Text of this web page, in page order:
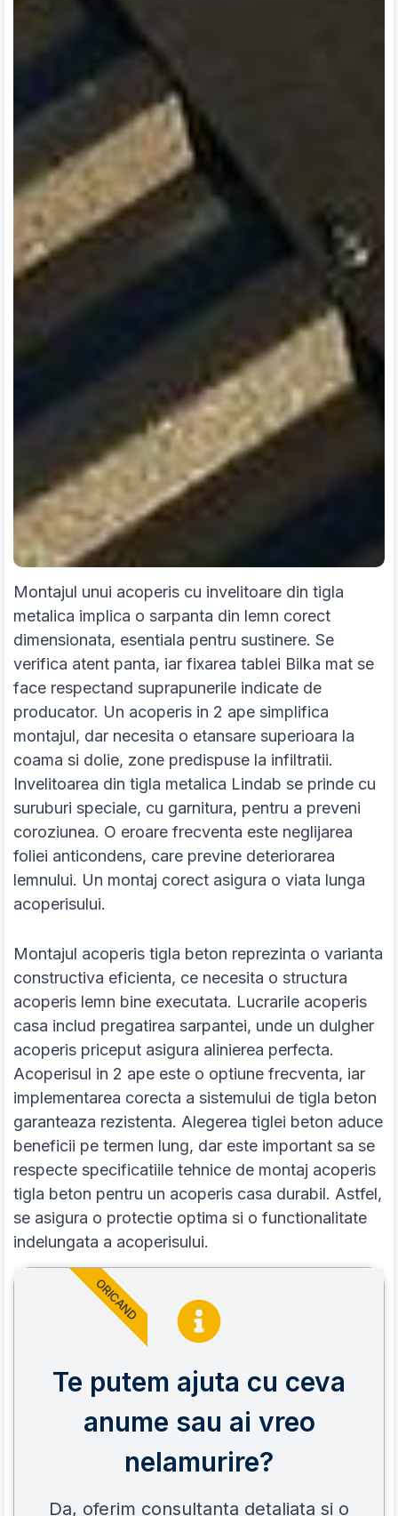
Montajul unui acoperis cu invelitoare din tigla
metalica implica o sarpanta din lemn corect
dimensionata, esentiala pentru sustinere. Se
verifica atent panta, iar fixarea tablei Bilka mat se
face respectand suprapunerile indicate de
producator. Un acoperis in 2 ape simplifica
montajul, dar necesita o etansare superioara la
coama si dolie, zone predispuse la infiltratii.
Invelitoarea din tigla metalica Lindab se prinde cu
suruburi speciale, cu garnitura, pentru a preveni
coroziunea. O eroare frecventa este neglijarea
foliei anticondens, care previne deteriorarea
lemnului. Un montaj corect asigura o viata lunga
acoperisului.
Montajul acoperis tigla beton reprezinta o varianta
constructiva eficienta, ce necesita o structura
acoperis lemn bine executata. Lucrarile acoperis
casa includ pregatirea sarpantei, unde un dulgher
acoperis priceput asigura alinierea perfecta.
Acoperisul in 2 ape este o optiune frecventa, iar
implementarea corecta a sistemului de tigla beton
garanteaza rezistenta. Alegerea tiglei beton aduce
beneficii pe termen lung, dar este important sa se
respecte specificatiile tehnice de montaj acoperis
tigla beton pentru un acoperis casa durabil. Astfel,
se asigura o protectie optima si o functionalitate
indelungata a acoperisului.
Te putem ajuta cu ceva
anume sau ai vreo
nelamurire?
Da, oferim consultanta detaliata si o
ORICAND